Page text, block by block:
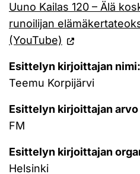
Uuno Kailas 120 – Älä
runoilijan
(YouTube)
Esittelyn kirjoittajan nimi:
Teemu Korpijärvi
Esittelyn kirjoittajan arvo
FM
Esittelyn kirjoittajan
Helsinki